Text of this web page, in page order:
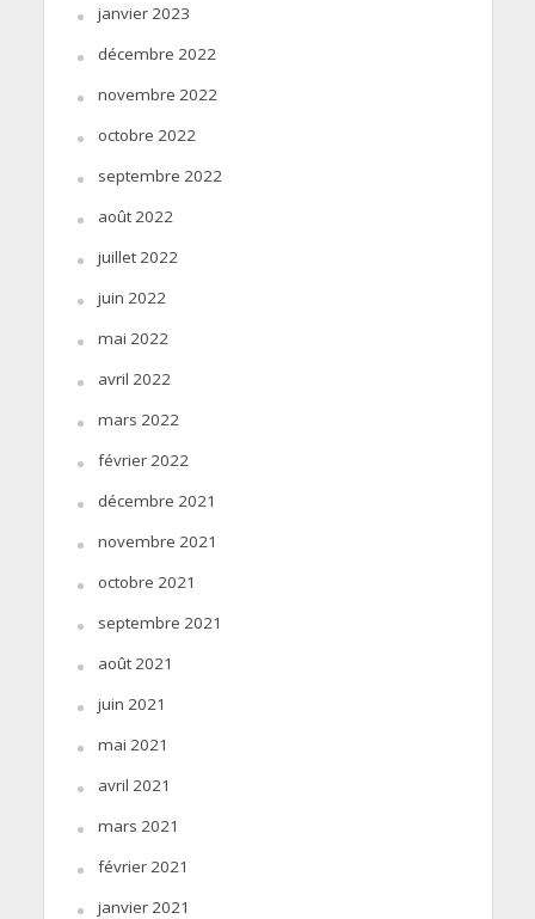
janvier 2023
décembre 2022
novembre 2022
octobre 2022
septembre 2022
août 2022
juillet 2022
juin 2022
mai 2022
avril 2022
mars 2022
février 2022
décembre 2021
novembre 2021
octobre 2021
septembre 2021
août 2021
juin 2021
mai 2021
avril 2021
mars 2021
février 2021
janvier 2021